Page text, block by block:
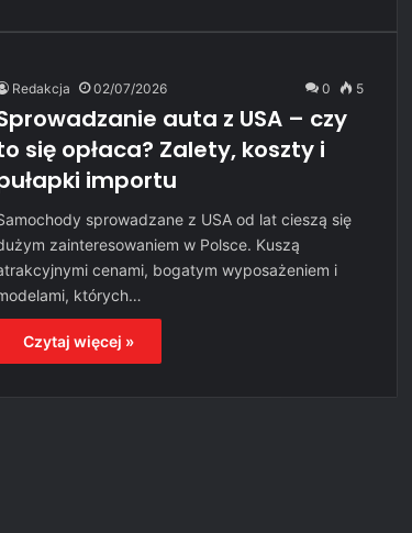
Redakcja 02/07/2026 0 5
auta z USA – czy
się opłaca? Zalety, koszty i
importu
sprowadzane z USA od lat cieszą się
zainteresowaniem w Polsce. Kuszą
cenami, bogatym wyposażeniem i
których…
Czytaj więcej »